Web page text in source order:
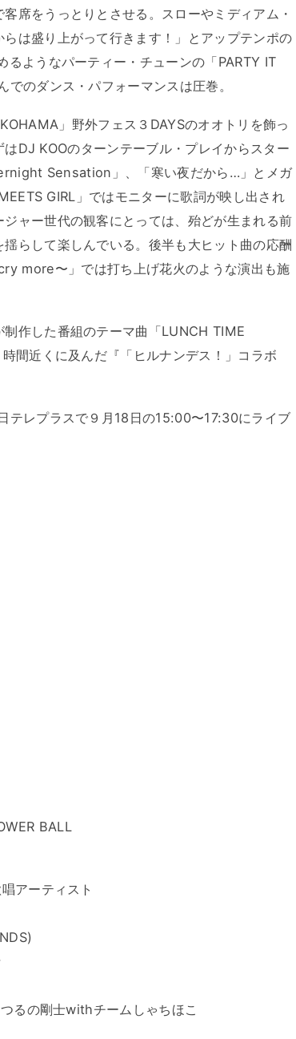
席をうっとりとさせる。スローやミディアム・
は盛り上がって行きます！」とアップテンポの
るようなパーティー・チューンの「PARTY IT
のダンス・パフォーマンスは圧巻。
」野外フェス３DAYSのオオトリを飾っ
DJ KOOのターンテーブル・プレイからスター
Sensation」、「寒い夜だから…」とメガ
GIRL」ではモニターに歌詞が映し出され
ャー世代の観客にとっては、殆どが生まれる前
らして楽しんでいる。後半も大ヒット曲の応酬
more〜」では打ち上げ花火のような演出も施
作した番組のテーマ曲「LUNCH TIME
間近くに及んだ『「ヒルナンデス！」コラボ
テレプラスで９月18日の15:00〜17:30にライブ
BALL
アーティスト
るの剛士withチームしゃちほこ